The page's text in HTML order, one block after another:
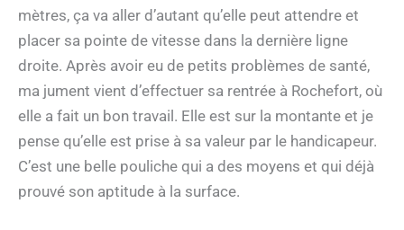
mètres, ça va aller d’autant qu’elle peut attendre et
placer sa pointe de vitesse dans la dernière ligne
droite. Après avoir eu de petits problèmes de santé,
ma jument vient d’effectuer sa rentrée à Rochefort, où
elle a fait un bon travail. Elle est sur la montante et je
pense qu’elle est prise à sa valeur par le handicapeur.
C’est une belle pouliche qui a des moyens et qui déjà
prouvé son aptitude à la surface.